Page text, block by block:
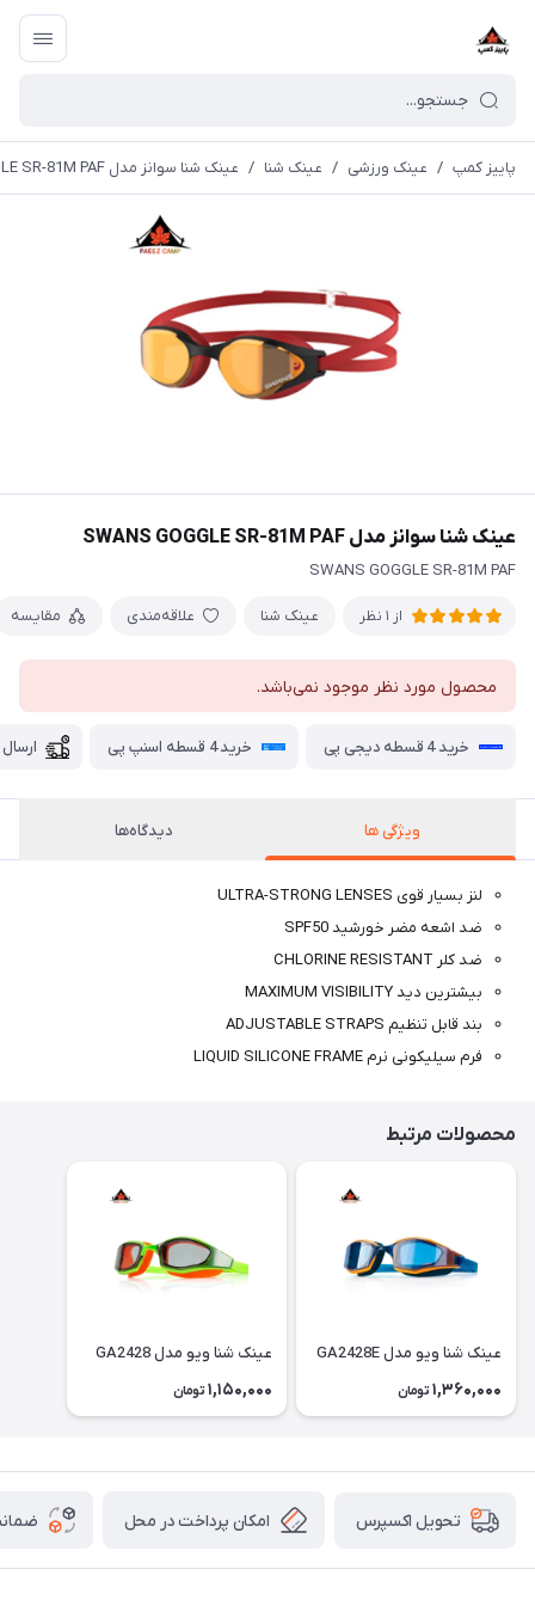
پاییز کمپ / عینک ورزشی / عینک شنا / عینک شنا سوانز مدل SWANS GOGGLE SR-81M PAF
عینک شنا سوانز مدل SWANS GOGGLE SR-81M PAF
SWANS GOGGLE SR-81M PAF
از 1 نظر عینک شنا علاقه‌مندی مقایسه
محصول مورد نظر موجود نمی‌باشد.
خرید 4 قسطه دیجی پی خرید 4 قسطه اسنپ پی
ویژگی ها دیدگاه‌ها
لنز بسیار قوی ULTRA-STRONG LENSES
ضد اشعه مضر خورشید SPF50
ضد کلر CHLORINE RESISTANT
بیشترین دید MAXIMUM VISIBILITY
بند قابل تنظیم ADJUSTABLE STRAPS
فرم سیلیکونی نرم LIQUID SILICONE FRAME
محصولات مرتبط
عینک شنا ویو مدل GA2428E
1,360,000 تومان
عینک شنا ویو مدل GA2428
1,150,000 تومان
تحویل اکسپرس امکان پرداخت در محل